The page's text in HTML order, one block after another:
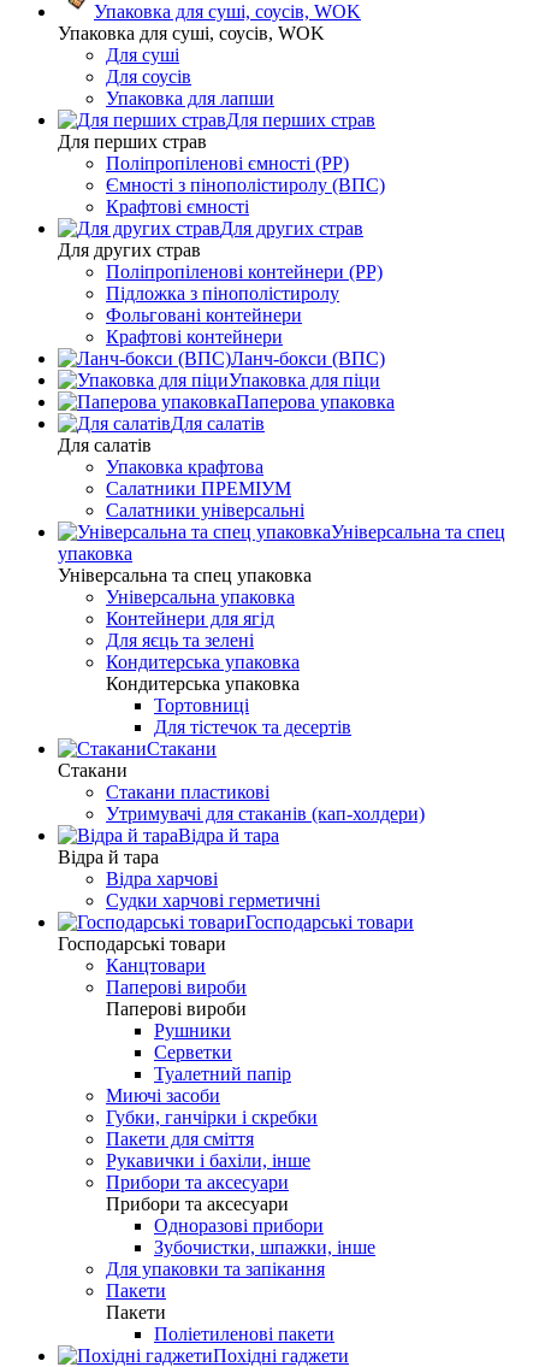
Упаковка для суші, соусів, WOK
Упаковка для суші, соусів, WOK
Для суші
Для соусів
Упаковка для лапши
Для перших страв
Для перших страв
Поліпропіленові ємності (PP)
Ємності з пінополістиролу (ВПС)
Крафтові ємності
Для других страв
Для других страв
Поліпропіленові контейнери (PP)
Підложка з пінополістиролу
Фольговані контейнери
Крафтові контейнери
Ланч-бокси (ВПС)
Упаковка для піци
Паперова упаковка
Для салатів
Для салатів
Упаковка крафтова
Салатники ПРЕМІУМ
Салатники універсальні
Універсальна та спец
упаковка
Універсальна та спец упаковка
Універсальна упаковка
Контейнери для ягід
Для яєць та зелені
Кондитерська упаковка
Кондитерська упаковка
Тортовниці
Для тістечок та десертів
Стакани
Стакани
Стакани пластикові
Утримувачі для стаканів (кап-холдери)
Відра й тара
Відра й тара
Відра харчові
Судки харчові герметичні
Господарські товари
Господарські товари
Канцтовари
Паперові вироби
Паперові вироби
Рушники
Серветки
Туалетний папір
Миючі засоби
Губки, ганчірки і скребки
Пакети для сміття
Рукавички і бахіли, інше
Прибори та аксесуари
Прибори та аксесуари
Одноразові прибори
Зубочистки, шпажки, інше
Для упаковки та запікання
Пакети
Пакети
Поліетиленові пакети
Похідні гаджети